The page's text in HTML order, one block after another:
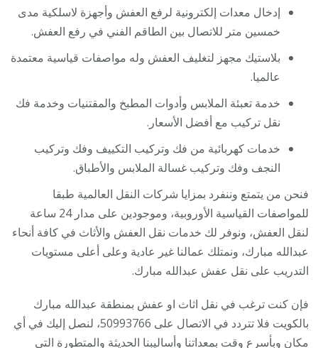
إدخال معدات إلكترونية لرفع العفش وأجهزة لاسلكية مدى
خمسين متر للاتصال بين الطاقم الفني في رفع العفش.
بلاستيك مجهز لتغليف العفش وله مواصفات قياسية معتمدة
عالميا.
خدمة تعبئة الملابس وأدوات المطبخ والمقتنيات وخدمة فك
نقل تركيب مع أفضل الأسعار.
خدمات كهربائية من فك وتركيب التكييف وفك وتركيب
النجف وفك وتركيب غسالة الملابس والأطباق.
فنحن من يتمتع وننفرد بمزايا شركات النقل العالمية طبقا
للمواصفات القياسية الأوروبية، وموجودين على مدار 24 ساعة
لنقل العفش، ونوفر لك خدمات نقل العفش والأثاث في كافة أنحاء
عبدالله مبارك، ونمتلك عمالنا غير عادية وعلى أعلى مستويات
التدريب على نقل عفش عبدالله مبارك.
فإن كنت ترغب في نقل اثاث او عفش بمنطقة عبدالله مبارك
بالكويت فلا تتردد في الاتصال على 50993766، لنصل إليك في أي
مكان وبأسرع وقت بمعداتنا وأساليبنا الحديثة والمتطورة التي